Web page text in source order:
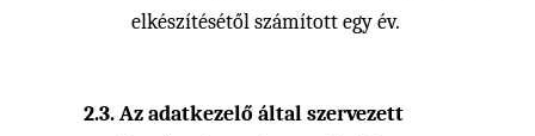
elkészítésétől számított egy év.
2.3. Az adatkezelő által szervezett